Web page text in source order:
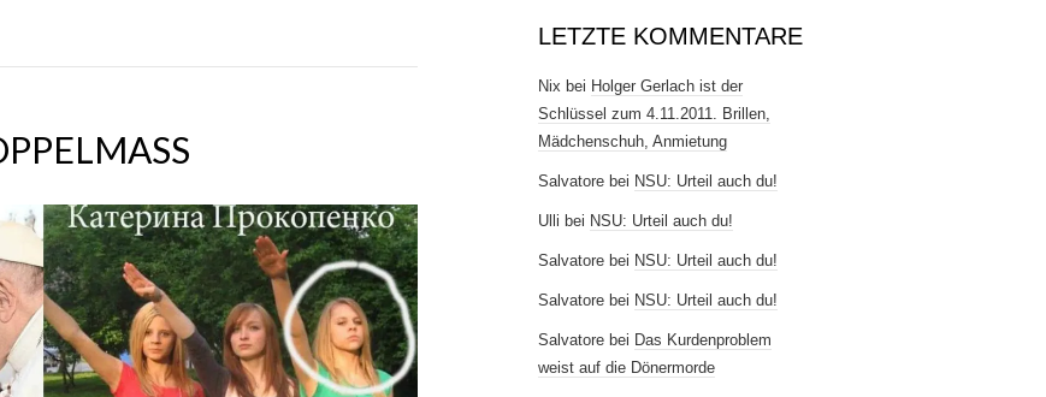
LETZTE KOMMENTARE
Nix bei Holger Gerlach ist der
Schlüssel zum 4.11.2011. Brillen,
Mädchenschuh, Anmietung
Salvatore bei NSU: Urteil auch du!
Ulli bei NSU: Urteil auch du!
Salvatore bei NSU: Urteil auch du!
Salvatore bei NSU: Urteil auch du!
Salvatore bei Das Kurdenproblem
weist auf die Dönermorde